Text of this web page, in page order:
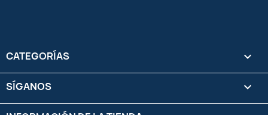
CATEGORÍAS 
SÍGANOS 